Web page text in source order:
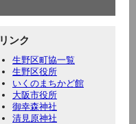
リンク
生野区町協一覧
生野区役所
いくのまちかど館
大阪市役所
御幸森神社
清見原神社